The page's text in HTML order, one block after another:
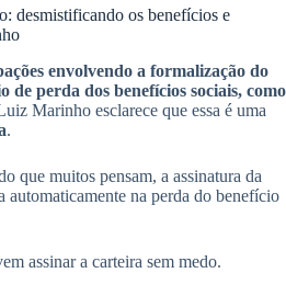
desmistificando os benefícios e
envolvendo a formalização do
de perda dos benefícios sociais, como
Marinho esclarece que essa é uma
.
que muitos pensam, a assinatura da
automaticamente na perda do benefício
assinar a carteira sem medo.